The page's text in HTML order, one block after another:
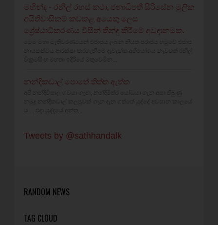
මහින්ද - රනිල් රහස් කථා, ජනාධිපති සිරිසේන මුලික
අයිතිවාසිකම් කඩකළ අයෙකු ලෙස
ශ්‍රේෂ්ඨාධිකරණය විසින් තීන්දු කිරීමේ අවදානමක.
මෙම මහා මැතිවරණයෙන් එජාපය ලබන නියත පරාජය හමුවේ එජාප
නායකත්වය ආරක්ෂා කරගැනීමේ දැවැන්ත අභියෝගය නැවතත් රනිල්
වික්‍රමසිංහ මහතා ඉදිරියේ මතුවෙමින...
නන්දිකඩාල් පොතේ තිත්ත ඇත්ත
අපි නන්දිවිසාල ගවයා ගැන, නන්දිමිත්ර යෝධයා ගැන අසා තිබුණු
නමුදු නන්දිකඩාල් කලපුවක් ගැන දැන ගත්තේ යුද්දේ අවසාන කාලයේ
ය.... එදා යුද්දයේ අන්ත...
Tweets by @sathhandalk
RANDOM NEWS
TAG CLOUD